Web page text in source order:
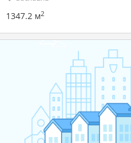
1347.2 м2